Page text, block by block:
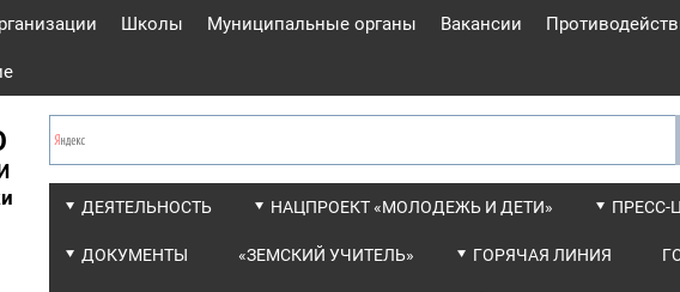
Школы Муниципальные органы Вакансии
ДЕЯТЕЛЬНОСТЬ НАЦПРОЕКТ «МОЛОДЕЖЬ И ДЕТИ» ПРЕСС-
ДОКУМЕНТЫ «ЗЕМСКИЙ УЧИТЕЛЬ» ГОРЯЧАЯ ЛИНИЯ